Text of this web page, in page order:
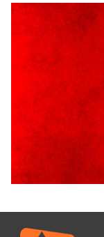
H παραδοχή λαθών
5 Αυγούστου 2026
Ο ΑΝΔΡΕΑΣ
ΓΡΕΒΕΝΩΝ
5 Αυγούστου 2026
Ευχαριστήριο
Παρασχάκη
5 Αυγούστου 2026
Διακοπή
5 Αυγούστου 2026